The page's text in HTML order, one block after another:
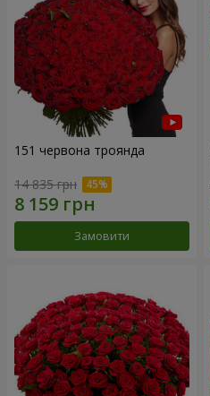
151 червона троянда
14 835 грн
Замовити